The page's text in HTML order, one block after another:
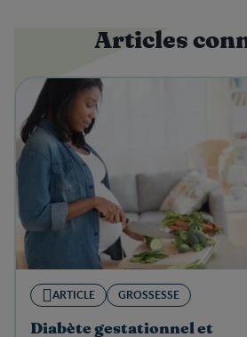
Articles
ARTICLE GROSSESSE
Diabète gestationnel et